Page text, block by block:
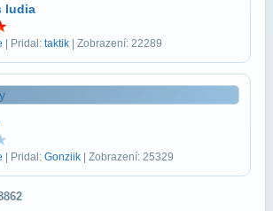
ludia
| Pridal: taktik | Zobrazení: 22289
| Pridal: Gonziik | Zobrazení: 25329